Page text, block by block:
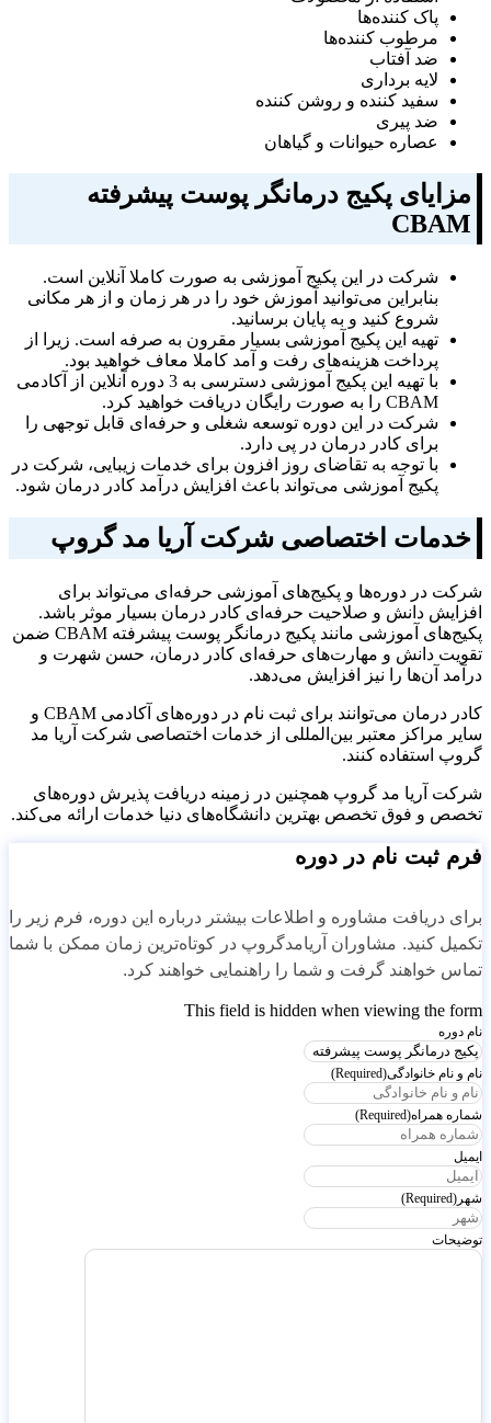
پاک کننده‌ها
مرطوب کننده‌ها
ضد آفتاب
لایه برداری
سفید کننده و روشن کننده
ضد پیری
عصاره حیوانات و گیاهان
مزایای پکیج درمانگر پوست پیشرفته
CBAM
شرکت در این پکیج آموزشی به صورت کاملا آنلاین است‌.
بنابراین می‌توانید آموزش خود را در هر زمان و از هر مکانی
شروع کنید و به پایان برسانید.
تهیه این پکیج آموزشی بسیار مقرون به صرفه است. زیرا از
پرداخت هزینه‌های رفت و آمد کاملا معاف خواهید بود.
با تهیه این پکیج آموزشی دسترسی به 3 دوره آنلاین از آکادمی
CBAM را به صورت رایگان دریافت خواهید کرد.
شرکت در این دوره توسعه شغلی و حرفه‌ای قابل توجهی را
برای کادر درمان در پی دارد.
با توجه به تقاضای روز افزون برای خدمات زیبایی، شرکت در
پکیج آموزشی می‌تواند باعث افزایش درآمد کادر درمان شود.
خدمات اختصاصی شرکت آریا مد گروپ
شرکت در دوره‌ها و پکیج‌های آموزشی حرفه‌ای می‌تواند برای
افزایش دانش و صلاحیت حرفه‌ای کادر درمان بسیار موثر باشد.
پکیج‌های آموزشی مانند پکیج درمانگر پوست پیشرفته CBAM ضمن
تقویت دانش و مهارت‌های حرفه‌ای کادر درمان، حسن شهرت و
درآمد آن‌ها را نیز افزایش می‌دهد.
کادر درمان می‌توانند برای ثبت نام در دوره‌های آکادمی CBAM و
سایر مراکز معتبر بین‌المللی از خدمات اختصاصی شرکت آریا مد
گروپ استفاده کنند.
شرکت آریا مد گروپ همچنین در زمینه دریافت پذیرش دوره‌های
تخصص و فوق تخصص بهترین دانشگاه‌های دنیا خدمات ارائه می‌کند.
فرم ثبت نام در دوره
برای دریافت مشاوره و اطلاعات بیشتر درباره این دوره، فرم زیر را
تکمیل کنید. مشاوران آریامدگروپ در کوتاه‌ترین زمان ممکن با شما
تماس خواهند گرفت و شما را راهنمایی خواهند کرد.
This field is hidden when viewing the form
نام دوره
نام و نام خانوادگی(Required)
شماره همراه(Required)
ایمیل
شهر (Required)
توضیحات